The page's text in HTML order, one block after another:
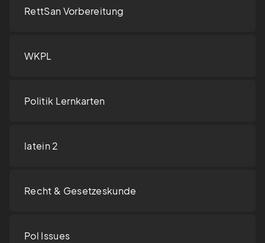
RettSan Vorbereitung
WKPL
Politik Lernkarten
latein 2
Recht & Gesetzeskunde
Pol Issues